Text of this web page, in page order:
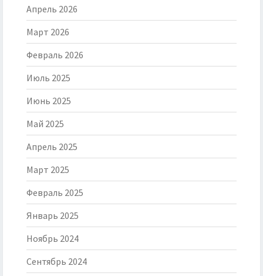
Апрель 2026
Март 2026
Февраль 2026
Июль 2025
Июнь 2025
Май 2025
Апрель 2025
Март 2025
Февраль 2025
Январь 2025
Ноябрь 2024
Сентябрь 2024